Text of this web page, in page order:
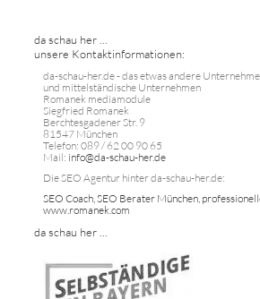
da schau her ...
unsere Kontaktinformationen:
da-schau-her.de - das etwas andere
und mittelständische Unternehmen
Romanek mediamodule
Siegfried Romanek
Berchtesgadener Str. 9
81547 München
Telefon: 089 / 62 00 90 65
Mail: info@da-schau-her.de
Die SEO Agentur hinter da-schau-her.de:
SEO Coach, SEO Berater München,
www.romanek.com
da schau her ...